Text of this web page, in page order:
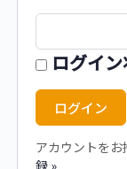
ログイ
アカウントをお
録 »